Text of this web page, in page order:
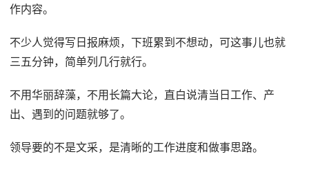
作内容。
不少人觉得写日报麻烦，下班累到不想动，可这事儿也就
三五分钟，简单列几行就行。
不用华丽辞藻，不用长篇大论，直白说清当日工作、产
出、遇到的问题就够了。
领导要的不是文采，是清晰的工作进度和做事思路。